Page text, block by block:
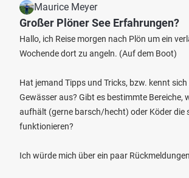
Maurice Meyer
Großer Plöner See Erfahrungen?
Hallo, ich Reise morgen nach Plön um ein
Wochende dort zu angeln. (Auf dem Boot)
Hat jemand Tipps und Tricks, bzw. kennt
Gewässer aus? Gibt es bestimmte Bereiche,
aufhält (gerne barsch/hecht) oder Köder die
funktionieren?
Ich würde mich über ein paar